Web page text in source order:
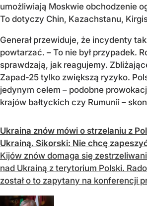
umożliwiają Moskwie obchodzenie
To dotyczy Chin, Kazachstanu,
Generał przewiduje, że incydenty
powtarzać. – To nie był przypadek.
sprawdzają, jak reagujemy.
Zapad-25 tylko zwiększą ryzyko.
jedynym celem – podobne
krajów bałtyckich czy Rumunii –
Ukraina znów mówi o strzelaniu z
Ukrainą. Sikorski: Nie chcę
Kijów znów domaga się
nad Ukrainą z terytorium Polski.
został o to zapytany na konferencji